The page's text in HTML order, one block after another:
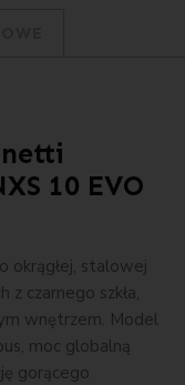
10 EVO
okrągłej, stalowej
z czarnego szkła,
wnętrzem. Model
moc globalną
gorącego